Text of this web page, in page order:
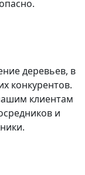
деревьев, в
конкурентов.
клиентам
и